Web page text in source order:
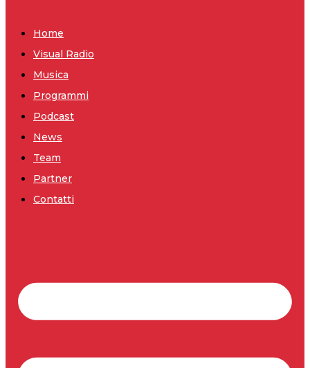
Home
Visual Radio
Musica
Programmi
Podcast
News
Team
Partner
Contatti